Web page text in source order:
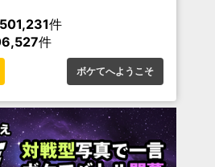
件
件
ボケてへようこそ